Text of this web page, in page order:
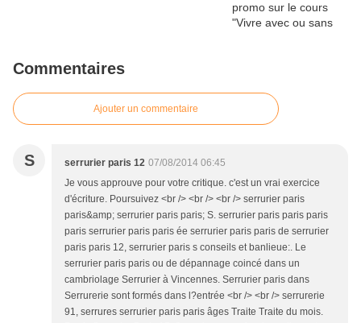
Commentaires
Ajouter un commentaire
S serrurier paris 12 07/08/2014 06:45
Je vous approuve pour votre critique. c'est un vrai exercice
d'écriture. Poursuivez <br /> <br /> <br /> serrurier paris
paris&amp; serrurier paris paris; S. serrurier paris paris paris
paris serrurier paris paris ée serrurier paris paris de serrurier
paris paris 12, serrurier paris s conseils et banlieue:. Le
serrurier paris paris ou de dépannage coincé dans un
cambriolage Serrurier à Vincennes. Serrurier paris dans
Serrurerie sont formés dans l?entrée <br /> <br /> serrurerie
91, serrures serrurier paris paris âges Traite Traite du mois.